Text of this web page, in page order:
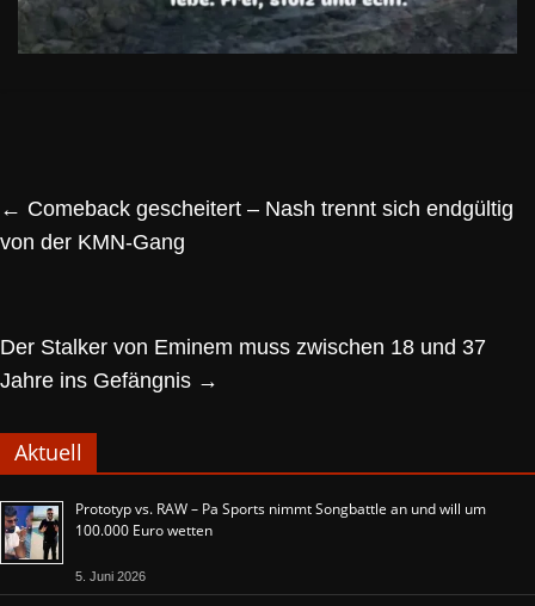
← Comeback gescheitert – Nash trennt sich endgültig
von der KMN-Gang
Der Stalker von Eminem muss zwischen 18 und 37
Jahre ins Gefängnis →
Aktuell
Prototyp vs. RAW – Pa Sports nimmt Songbattle an und will um
100.000 Euro wetten
5. Juni 2026